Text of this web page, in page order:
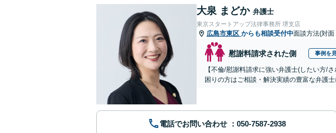
大泉 まどか 弁護士
東京スタートアップ法律事務所 堺支店
広島市東区 からも相談受付中面談方法(対
慰謝料請求された側 事例を
【不倫/慰謝料請求に強い弁護士(したい方/
困りの方はご相談・解決実績の豊富な弁護
電話でお問い合わせ